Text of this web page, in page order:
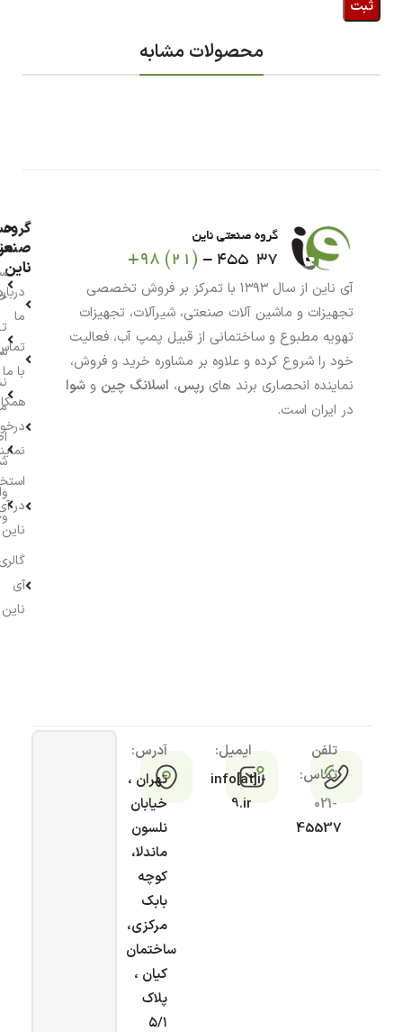
محصولات مشابه
آی ناین از سال ۱۳۹۳ با تمرکز بر فروش تخصصی
تجهیزات و ماشین آلات صنعتی، شیرآلات، تجهیزات
تهویه مطبوع و ساختمانی از قبیل پمپ آب، فعالیت
خود را شروع کرده و علاوه بر مشاوره خرید و فروش،
نماینده انحصاری برند های رپس، اسلانگ چین و شوا
در ایران است.
گروه
ناین
ما
با ما
در
ناین
آی
ناین
تلفن
تماس:
021-
45537
ایمیل:
info[at]i-
9.ir
آدرس:
تهران ،
خیابان
نلسون
ماندلا،
کوچه
بابک
مرکزی،
ساختمان
کیان ،
پلاک
۵/۱